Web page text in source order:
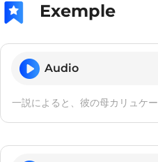
Exemple
Audio
一説によると、彼の母カリュケー